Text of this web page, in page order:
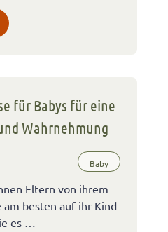
für Babys für eine
Wahrnehmung
Baby
Eltern von ihrem
am besten auf ihr Kind
es …